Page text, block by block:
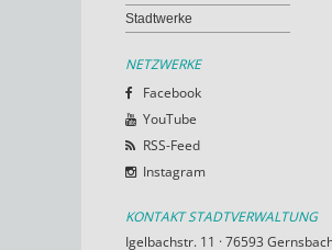
Stadtwerke
NETZWERKE
Facebook
YouTube
RSS-Feed
Instagram
KONTAKT STADTVERWALTUNG
Igelbachstr. 11 · 76593